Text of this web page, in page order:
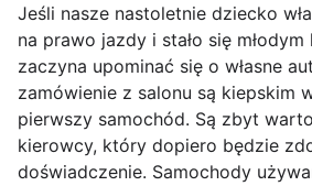
Jeśli nasze nastoletnie dziecko
na prawo jazdy i stało się
zaczyna upominać się o własne
zamówienie z salonu są kiepskim
pierwszy samochód. Są zbyt
kierowcy, który dopiero będzie
doświadczenie. Samochody